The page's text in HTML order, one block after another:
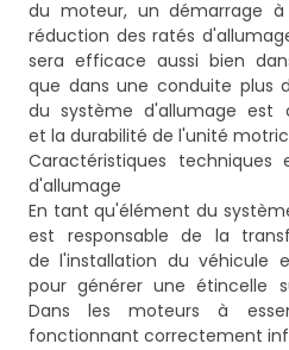
du moteur, un démarrage
réduction des ratés
sera efficace aussi bien
que dans une conduite plus
du système d'allumage est
et la durabilité de l'unité
Caractéristiques
d'allumage
En tant qu'élément du
est responsable de la
de l'installation du véhicule
pour générer une étincelle
Dans les moteurs à
fonctionnant correctement